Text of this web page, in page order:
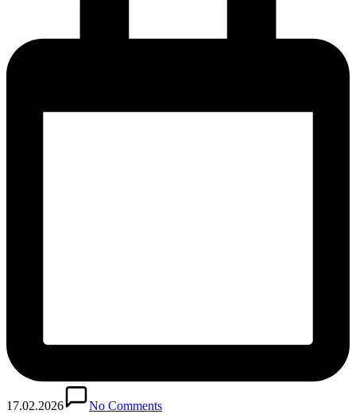
17.02.2026
No Comments